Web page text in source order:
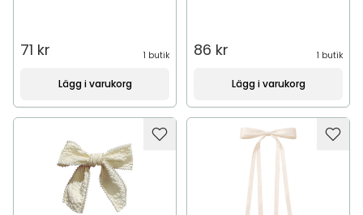
71 kr 1 butik
Lägg i varukorg
86 kr 1 butik
Lägg i varukorg